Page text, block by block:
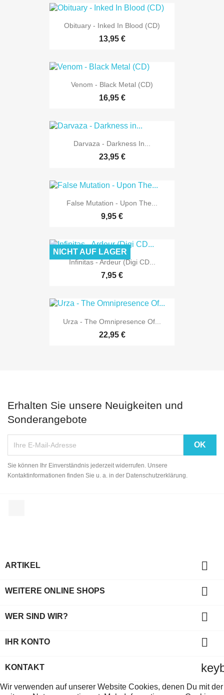
Obituary - Inked In Blood (CD)
13,95 €
Venom - Black Metal (CD)
16,95 €
Darvaza - Darkness In...
23,95 €
False Mutation - Upon The...
9,95 €
Infinitas - Ardeur (Digi CD...
7,95 €
NICHT AUF LAGER
Urza - The Omnipresence Of...
22,95 €
Erhalten Sie unsere Neuigkeiten und
Sonderangebote
Sie können Ihr Einverständnis jederzeit widerrufen. Unsere
Kontaktinformationen finden Sie u. a. in der Datenschutzerklärung.
ARTIKEL 
WEITERE ONLINE SHOPS 
WER SIND WIR? 
IHR KONTO 
KONTAKT
Wir verwenden auf unserer Website Cookies, denen Du mit der